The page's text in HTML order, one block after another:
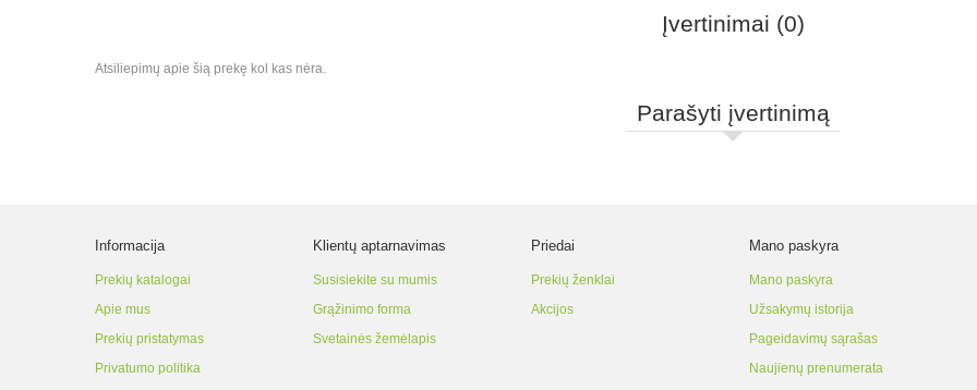
Įvertinimai (0)
Atsiliepimų apie šią prekę kol kas nėra.
Parašyti įvertinimą
Informacija
Prekių katalogai
Apie mus
Prekių pristatymas
Privatumo politika
Klientų aptarnavimas
Susisiekite su mumis
Grąžinimo forma
Svetainės žemėlapis
Priedai
Prekių ženklai
Akcijos
Mano paskyra
Mano paskyra
Užsakymų istorija
Pageidavimų sąrašas
Naujienų prenumerata